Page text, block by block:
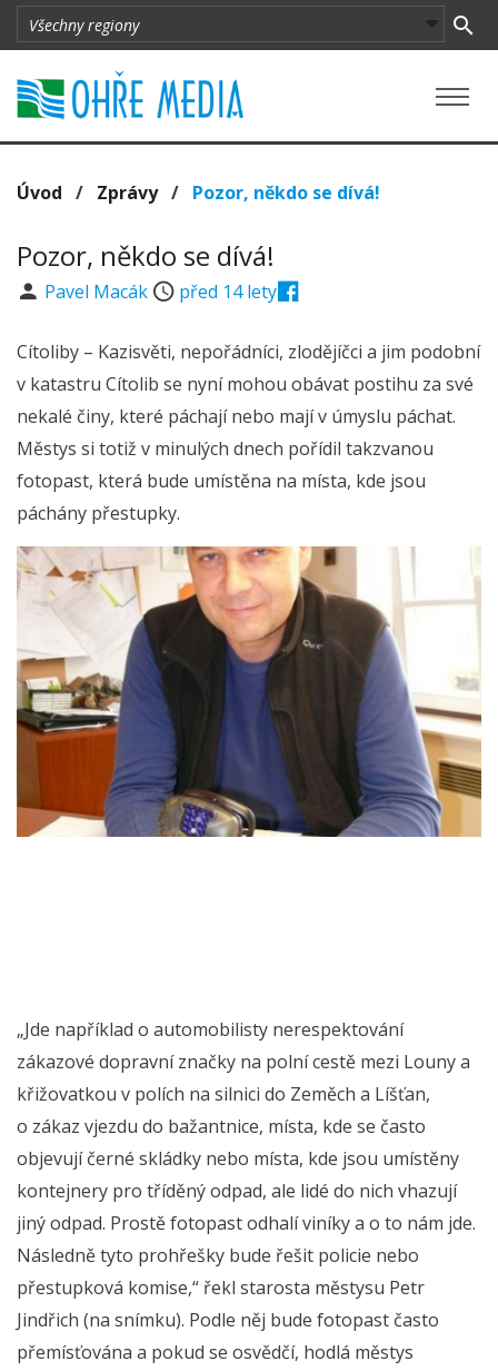
Úvod / Zprávy/ Pozor, někdo se dívá!
Pozor, někdo se dívá!
Pavel Macák před 14 lety
Cítoliby – Kazisvěti, nepořádníci, zlodějíčci a jim podobní
v katastru Cítolib se nyní mohou obávat postihu za své
nekalé činy, které páchají nebo mají v úmyslu páchat.
Městys si totiž v minulých dnech pořídil takzvanou
fotopast, která bude umístěna na místa, kde jsou
páchány přestupky.
„Jde například o automobilisty nerespektování
zákazové dopravní značky na polní cestě mezi Louny a
křižovatkou v polích na silnici do Zeměch a Líšťan,
o zákaz vjezdu do bažantnice, místa, kde se často
objevují černé skládky nebo místa, kde jsou umístěny
kontejnery pro tříděný odpad, ale lidé do nich vhazují
jiný odpad. Prostě fotopast odhalí viníky a o to nám jde.
Následně tyto prohřešky bude řešit policie nebo
přestupková komise,“ řekl starosta městysu Petr
Jindřich (na snímku). Podle něj bude fotopast často
přemísťována a pokud se osvědčí, hodlá městys